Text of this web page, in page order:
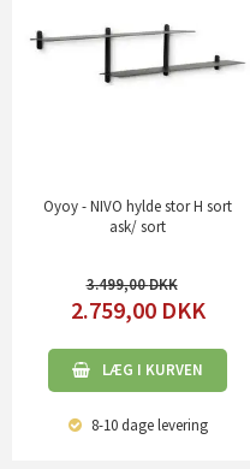
Oyoy - NIVO hylde stor H sort
ask/ sort
3.499,00
2.759,00 DKK
LÆG I KURVEN
8-10 dagelevering